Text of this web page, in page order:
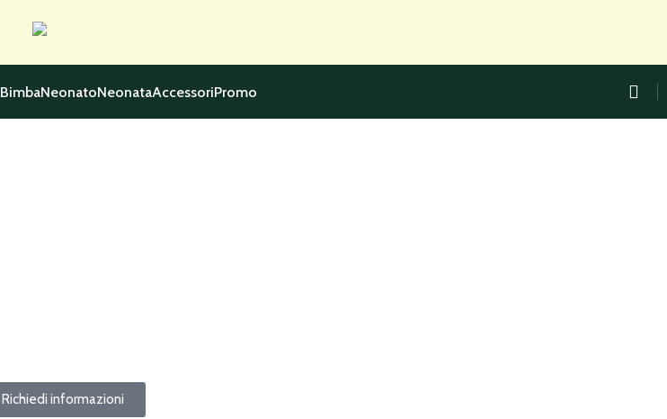
BimbaNeonatoNeonataAccessoriPromo
Richiedi informazioni